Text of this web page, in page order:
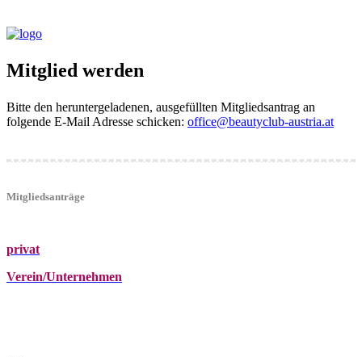
Mitglied werden
Bitte den heruntergeladenen, ausgefüllten Mitgliedsantrag an
folgende E-Mail Adresse schicken: office@beautyclub-austria.at
Mitgliedsanträge
privat
Verein/Unternehmen